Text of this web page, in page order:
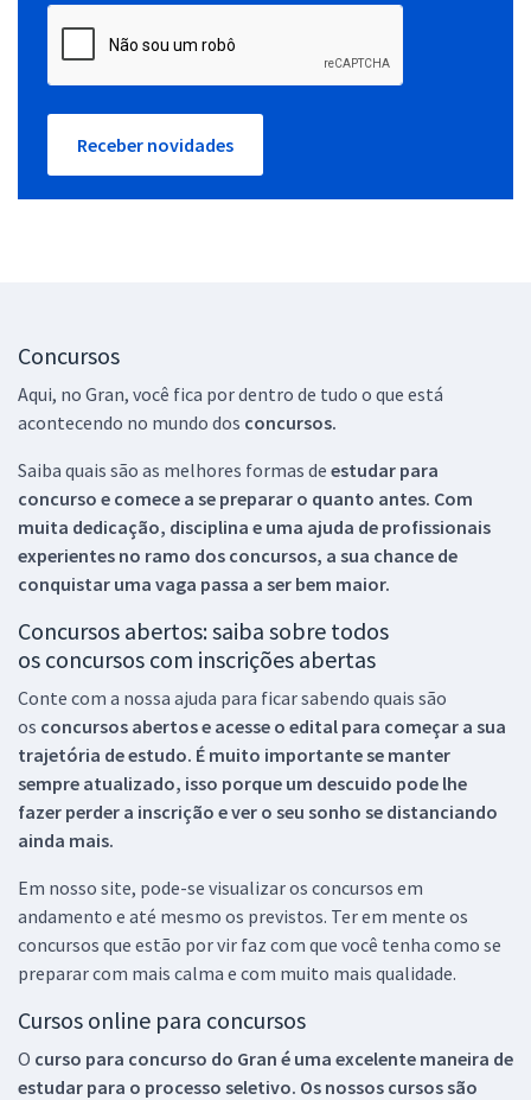
Receber novidades
Concursos
Aqui, no Gran, você fica por dentro de tudo o que está
acontecendo no mundo dos concursos.
Saiba quais são as melhores formas de estudar para
concurso e comece a se preparar o quanto antes. Com
muita dedicação, disciplina e uma ajuda de profissionais
experientes no ramo dos concursos, a sua chance de
conquistar uma vaga passa a ser bem maior.
Concursos abertos: saiba sobre todos
os concursos com inscrições abertas
Conte com a nossa ajuda para ficar sabendo quais são
os concursos abertos e acesse o edital para começar a sua
trajetória de estudo. É muito importante se manter
sempre atualizado, isso porque um descuido pode lhe
fazer perder a inscrição e ver o seu sonho se distanciando
ainda mais.
Em nosso site, pode-se visualizar os concursos em
andamento e até mesmo os previstos. Ter em mente os
concursos que estão por vir faz com que você tenha como se
preparar com mais calma e com muito mais qualidade.
Cursos online para concursos
O curso para concurso do Gran é uma excelente maneira de
estudar para o processo seletivo. Os nossos cursos são